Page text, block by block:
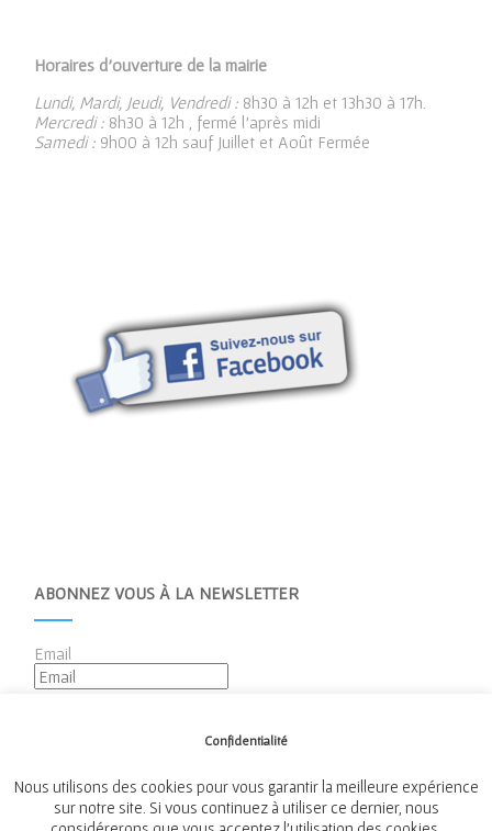
Horaires d’ouverture de la mairie
Lundi, Mardi, Jeudi, Vendredi : 8h30 à 12h et 13h30 à 17h.
Mercredi : 8h30 à 12h , fermé l’après midi
Samedi : 9h00 à 12h sauf Juillet et Août Fermée
ABONNEZ VOUS À LA NEWSLETTER
Email
Confidentialité
Nous utilisons des cookies pour vous garantir la meilleure expérience
sur notre site. Si vous continuez à utiliser ce dernier, nous